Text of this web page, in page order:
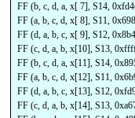
FF (b, c, d, a, x[ 7], S14,
FF (a, b, c, d, x[ 8], S11,
FF (d, a, b, c, x[ 9], S12,
FF (c, d, a, b, x[10], S13,
FF (b, c, d, a, x[11], S14,
FF (a, b, c, d, x[12], S11,
FF (d, a, b, c, x[13], S12,
FF (c, d, a, b, x[14], S13,